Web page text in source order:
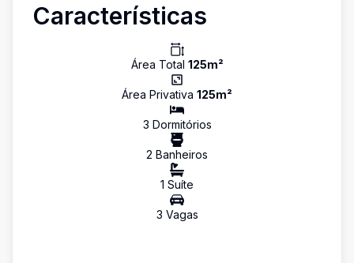
Características
Área Total 125m²
Área Privativa 125m²
3 Dormitórios
2 Banheiros
1 Suíte
3 Vagas